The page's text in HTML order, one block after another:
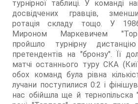
турнірної таблиці. У команді
досвідчених гравців,
ротація складу тощо. У
Мироном Маркевичем
пройшло турнірну
претендентів на "бронзу". Її
матчі останнього туру СКА
обох команд була рівна
лучани поступилися 0:2 і
нас обійшла ще й